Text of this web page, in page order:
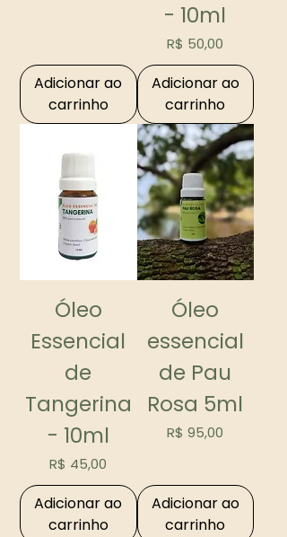
Adicionar ao
carrinho
- 10ml
Preço
R$ 50,00
Adicionar ao
carrinho
Óleo
Essencial
de
Tangerina
- 10ml
Preço
R$ 45,00
Adicionar ao
carrinho
Óleo
essencial
de Pau
Rosa 5ml
Preço
R$ 95,00
Adicionar ao
carrinho